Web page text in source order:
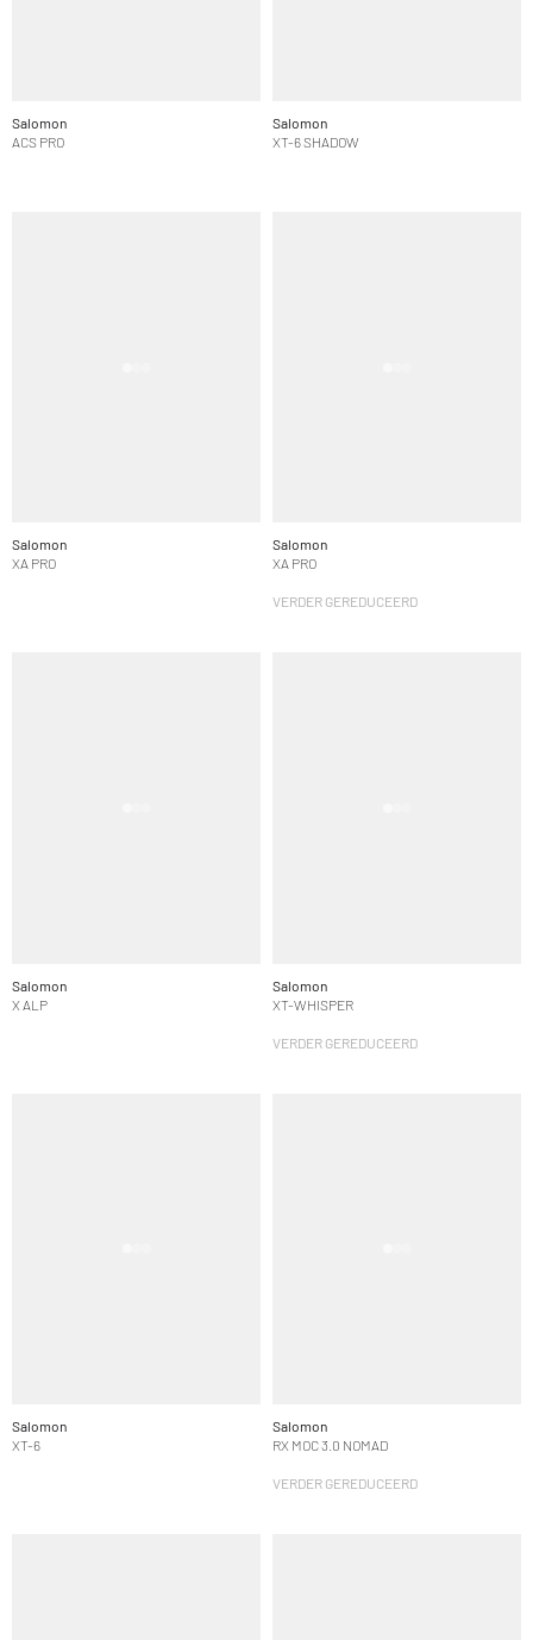
Salomon
ACS PRO
Salomon
XT-6 SHADOW
Salomon
XA PRO
Salomon
XA PRO
VERDER GEREDUCEERD
Salomon
X ALP
Salomon
XT-WHISPER
VERDER GEREDUCEERD
Salomon
XT-6
Salomon
RX MOC 3.0 NOMAD
VERDER GEREDUCEERD